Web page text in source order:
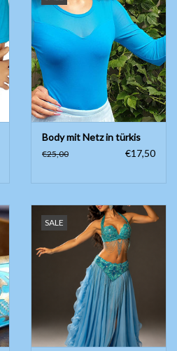
Body mit Netz in türkis
€25,00 €17,50
SALE